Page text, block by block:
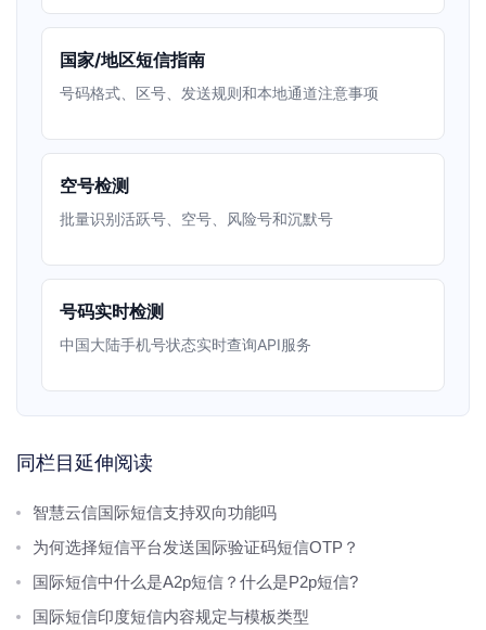
国家/地区短信指南
号码格式、区号、发送规则和本地通道注意事项
空号检测
批量识别活跃号、空号、风险号和沉默号
号码实时检测
中国大陆手机号状态实时查询API服务
同栏目延伸阅读
智慧云信国际短信支持双向功能吗
为何选择短信平台发送国际验证码短信OTP？
国际短信中什么是A2p短信？什么是P2p短信?
国际短信印度短信内容规定与模板类型